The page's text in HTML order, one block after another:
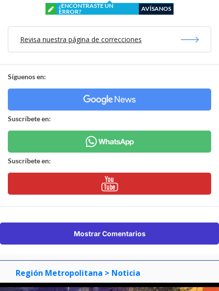
¿ENCONTRASTE UN
ERROR?
AVÍSANOS
Revisa nuestra página de correcciones
Síguenos en:
Suscríbete en:
Suscríbete en:
Mostrar Comentarios
Región Metropolitana > Noticia